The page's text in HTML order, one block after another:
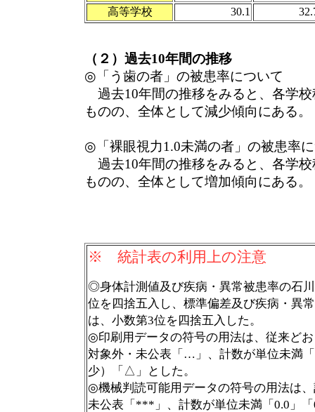
高等学校
30.1
（２）過去10年間の推移
◎「う歯の者」の被患率について
過去10年間の推移をみると、各学
ものの、全体として減少傾向にある。
◎「裸眼視力1.0未満の者」の被患率
過去10年間の推移をみると、各学
ものの、全体として増加傾向にある。
※ 統計表の利用上の注意
◎身体計測値及び疾病・異常被患率の石
位を四捨五入し、標準偏差及び疾病・異
は、小数第3位を四捨五入した。
◎印刷用データの符号の用法は、従来ど
対象外・未公表「…」、計数が単位未満
少）「△」とした。
◎機械判読可能用データの符号の用法は
未公表「***」、計数が単位未満「0.0」